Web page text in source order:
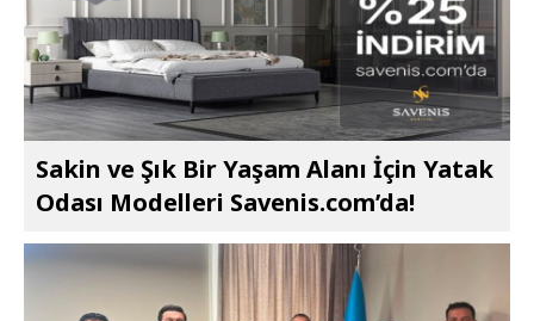
Sakin ve Şık Bir Yaşam Alanı İçin Yatak
Odası Modelleri Savenis.com’da!